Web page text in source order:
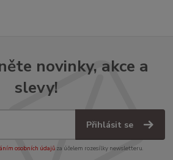
novinky, akce a
slevy!
Přihlásit se
osobních údajůza účelem rozesílky newsletteru.